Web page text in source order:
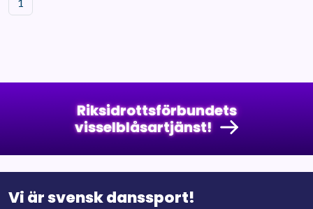
Riksidrottsförbundets
visselblåsartjänst!
Vi är svensk danssport!